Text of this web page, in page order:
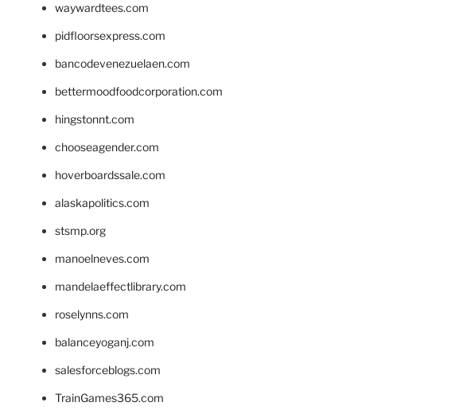
waywardtees.com
pidfloorsexpress.com
bancodevenezuelaen.com
bettermoodfoodcorporation.com
hingstonnt.com
chooseagender.com
hoverboardssale.com
alaskapolitics.com
stsmp.org
manoelneves.com
mandelaeffectlibrary.com
roselynns.com
balanceyoganj.com
salesforceblogs.com
TrainGames365.com